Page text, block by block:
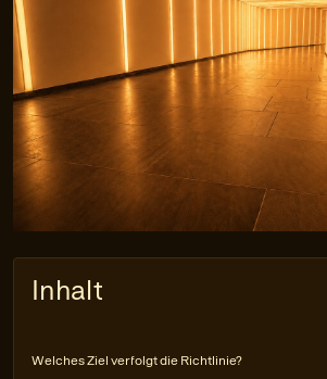
Inhalt
Welches Ziel verfolgt die Richtlinie?